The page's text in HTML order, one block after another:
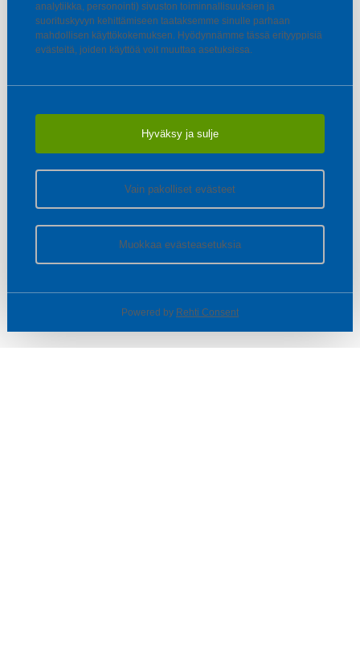
analytiikka, personointi) sivuston toiminnallisuuksien ja
suorituskyvyn kehittämiseen taataksemme sinulle parhaan
mahdollisen käyttökokemuksen. Hyödynnämme tässä erityyppisiä
evästeitä, joiden käyttöä voit muuttaa asetuksissa.
Hyväksy ja sulje
Vain pakolliset evästeet
Muokkaa evästeasetuksia
Powered by Rehti Consent